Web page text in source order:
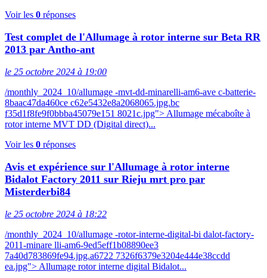
Voir les 0 réponses
Test complet de l'Allumage à rotor interne sur Beta RR
2013 par Antho-ant
le 25 octobre 2024 à 19:00
/monthly_2024_10/allumage -mvt-dd-minarelli-am6-ave c-batterie-
8baac47da460ce c62e5432e8a2068065.jpg.bc
f35d1f8fe9f0bbba45079e151 8021c.jpg"> Allumage mécaboîte à
rotor interne MVT DD (Digital direct)...
Voir les 0 réponses
Avis et expérience sur l'Allumage à rotor interne
Bidalot Factory 2011 sur Rieju mrt pro par
Misterderbi84
le 25 octobre 2024 à 18:22
/monthly_2024_10/allumage -rotor-interne-digital-bi dalot-factory-
2011-minare lli-am6-9ed5eff1b08890ee3
7a40d783869fe94.jpg.a6722 7326f6379e3204e444e38ccdd
ea.jpg"> Allumage rotor interne digital Bidalot...